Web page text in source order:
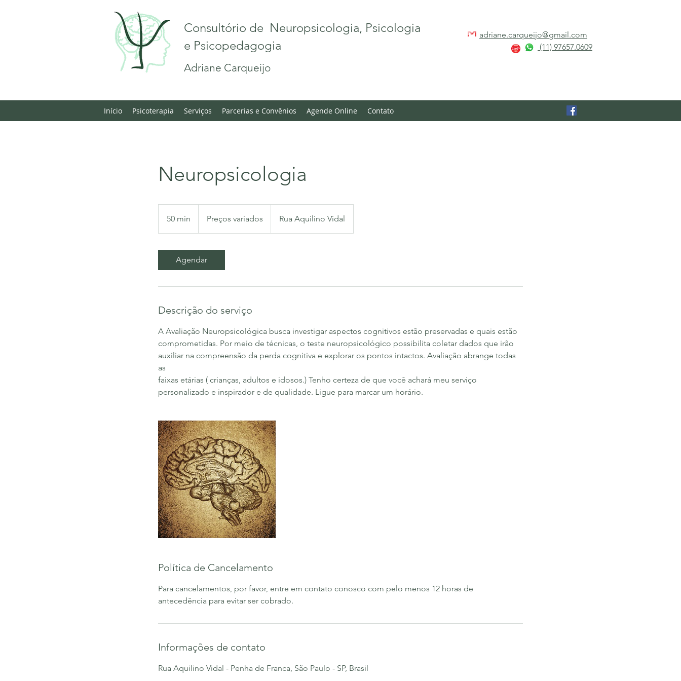
Consultório de Neuropsicologia, Psicologia
e Psicopedagogia
Adriane Carqueijo
adriane.carqueijo@gmail.com
(11) 97657.0609
Início Psicoterapia Serviços Parcerias e Convênios Agende Online Contato
Neuropsicologia
50 min
0
Preços variados Rua Aquilino Vidal
Agendar
Descrição do serviço
A Avaliação Neuropsicológica busca investigar aspectos cognitivos estão preservadas e quais estão
comprometidas. Por meio de técnicas, o teste neuropsicológico possibilita coletar dados que irão
auxiliar na compreensão da perda cognitiva e explorar os pontos intactos. Avaliação abrange todas
as
faixas etárias ( crianças, adultos e idosos.) Tenho certeza de que você achará meu serviço
Política de Cancelamento
Para cancelamentos, por favor, entre em contato conosco com pelo menos 12 horas de
antecedência para evitar ser cobrado.
Informações de contato
Rua Aquilino Vidal - Penha de Franca, São Paulo - SP, Brasil